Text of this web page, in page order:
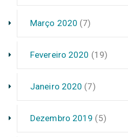
Março 2020 (7)
Fevereiro 2020 (19)
Janeiro 2020 (7)
Dezembro 2019 (5)